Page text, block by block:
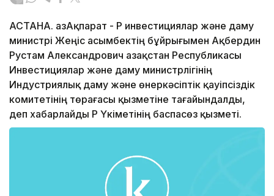
АСТАНА. ҚазАқпарат - ҚР инвестициялар және даму
министрі Жеңіс Қасымбектің бұйрығымен Ақбердин
Рустам Александрович Қазақстан Республикасы
Инвестициялар және даму министрлігінің
Индустриялық даму және өнеркәсіптік қауіпсіздік
комитетінің төрағасы қызметіне тағайындалды,
деп хабарлайды ҚР Үкіметінің баспасөз қызметі.